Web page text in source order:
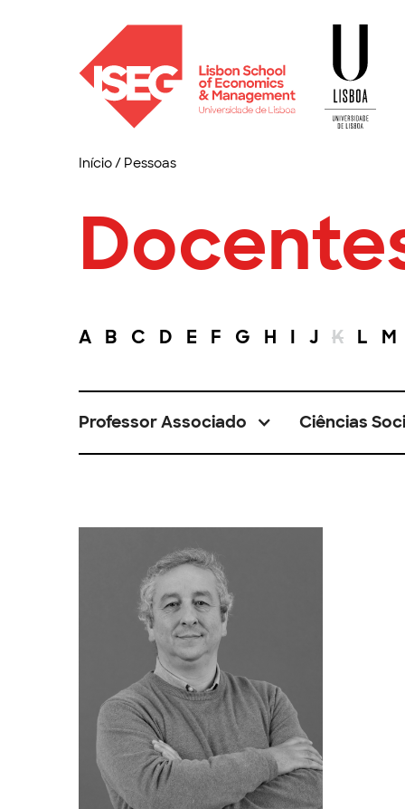
Início/ Pessoas
A B C D E F G H I J K L M
Professor Associado Ciências